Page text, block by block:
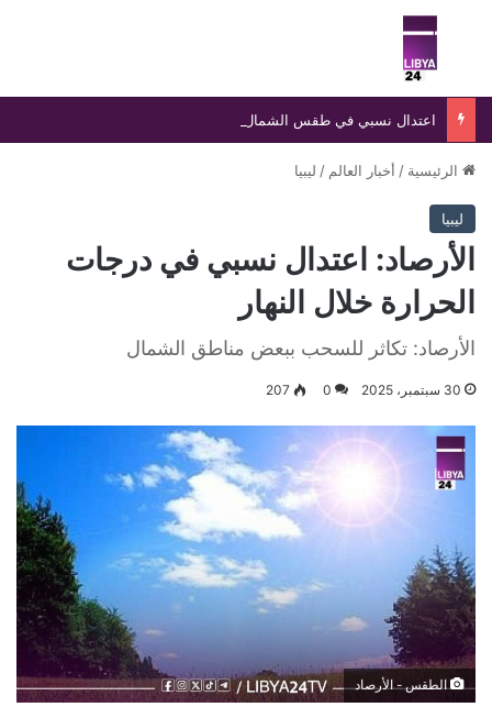
بحث عن
الرئيسية / أخبار العالم / ليبيا
ليبيا
الأرصاد: اعتدال نسبي في درجات
الحرارة خلال النهار
الأرصاد: تكاثر للسحب ببعض مناطق الشمال
30 سبتمبر، 2025 0
207
الطقس - الأرصاد